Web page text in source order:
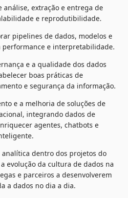
análise, extração e entrega de
e reprodutibilidade.
pipelines de dados, modelos e
performance e interpretabilidade.
e a qualidade dos dados
boas práticas de
e segurança da informação.
e a melhoria de soluções de
integrando dados de
agentes, chatbots e
dentro dos projetos do
evolução da cultura de dados na
e parceiros a desenvolverem
a dados no dia a dia.